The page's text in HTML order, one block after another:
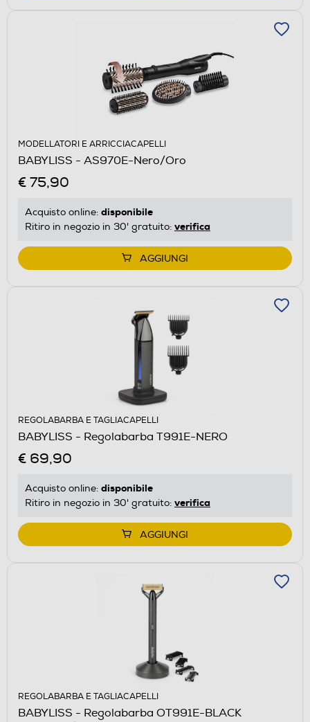
MODELLATORI E ARRICCIACAPELLI
BABYLISS - AS970E-Nero/Oro
€ 75,90
Acquisto online: disponibile
Ritiro in negozio in 30' gratuito: verifica
AGGIUNGI
REGOLABARBA E TAGLIACAPELLI
BABYLISS - Regolabarba T991E-NERO
€ 69,90
Acquisto online: disponibile
Ritiro in negozio in 30' gratuito: verifica
AGGIUNGI
REGOLABARBA E TAGLIACAPELLI
BABYLISS - Regolabarba OT991E-BLACK